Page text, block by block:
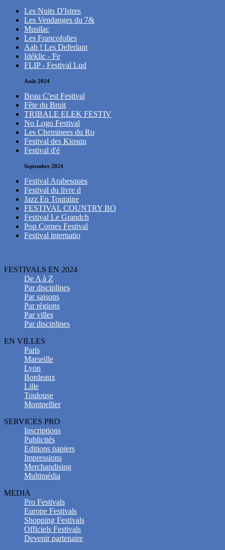
Les Nuits D'Istres
Les Vendanges du 7&
Musilac
Les Francofolies
Aah ! Les Deferlant
Idéklic - Fe
FLIP - Festival Lud
Août 2024
Beau C'est Festival
Fête du Bruit
TRIBALE ELEK FESTIV
No Logo Festival
Les Cheminees du Ro
Festival des Kiosqu
Festival d'é
Septembre 2024
Festival Arabesques
Festival du livre d
Jazz En Touraine
FESTIVAL COUNTRY BO
Festival Le Grandch
Pop Cornes Festival
Festival internatio
FESTIVALS EN 2024
De A à Z
Par disciplines
Par saisons
Par régions
Par villes
Par disciplines
EN VILLES
Paris
Marseille
Lyon
Bordeaux
Lille
Toulouse
Montpellier
SERVICES PRO
Inscriptions
Publicités
Editions papiers
Impressions
Merchandising
Multimédia
MEDIA
Pro Festivals
Europe Festivals
Shopping Festivals
Officiels Festivals
Devenir partenaire